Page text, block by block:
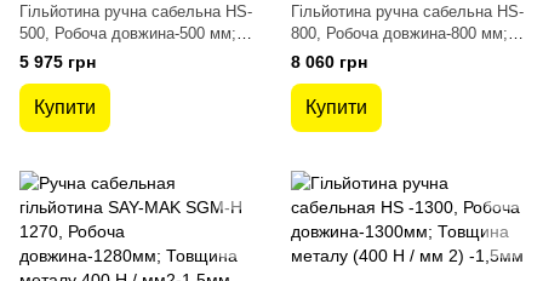
Гільйотина ручна сабельна HS-
500, Робоча довжина-500 мм;
Товщина металу (400 Н / мм 2)
5 975 грн
Купити
Гільйотина ручна сабельна HS-
800, Робоча довжина-800 мм;
Товщина металу (400 Н / мм 2)
8 060 грн
Купити